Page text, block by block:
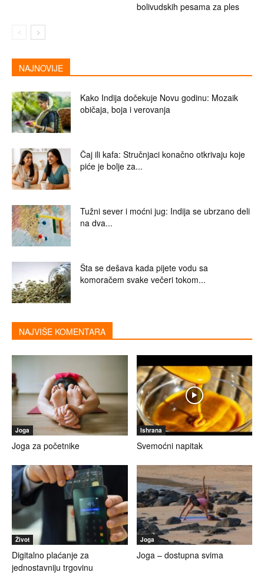
bolivudskih pesama za ples
NAJNOVIJE
Kako Indija dočekuje Novu godinu: Mozaik
običaja, boja i verovanja
Čaj ili kafa: Stručnjaci konačno otkrivaju koje
piće je bolje za...
Tužni sever i moćni jug: Indija se ubrzano deli
na dva...
Šta se dešava kada pijete vodu sa
komoračem svake večeri tokom...
NAJVIŠE KOMENTARA
Joga
Joga za početnike
Ishrana
Svemoćni napitak
Život
Digitalno plaćanje za
jednostavniju trgovinu
Joga
Joga – dostupna svima